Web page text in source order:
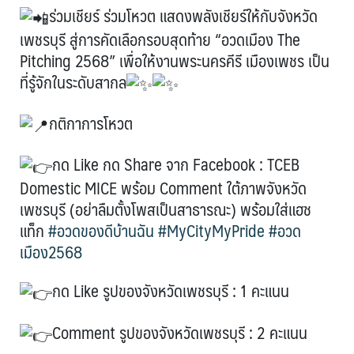
ร่วมเชียร์ ร่วมโหวต แสดงพลังเชียร์ให้กับจังหวัด
เพชรบุรี สู่การคัดเลือกรอบสุดท้าย “อวดเมือง The
Pitching 2568” เพื่อให้งานพระนครคีรี เมืองเพชร เป็น
ที่รู้จักในระดับสากล
กติกาการโหวต
กด Like กด Share จาก Facebook : TCEB
Domestic MICE พร้อม Comment ใต้ภาพจังหวัด
เพชรบุรี (อย่าลืมตั้งโพสเป็นสาธารณะ) พร้อมใส่แฮช
แท็ก#อวดของดีบ้านฉัน#MyCityMyPride#อวด
เมือง2568
กด Like รูปของจังหวัดเพชรบุรี : 1 คะแนน
Comment รูปของจังหวัดเพชรบุรี : 2 คะแนน